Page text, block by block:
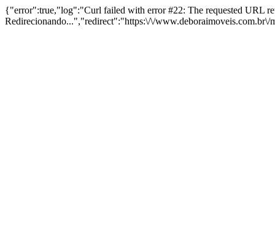
{"error":true,"log":"Curl failed with error #22: The requested URL
Redirecionando...","redirect":"https:\/\/www.deboraimoveis.com.br\/